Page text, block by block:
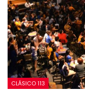
CLÁSICO 113